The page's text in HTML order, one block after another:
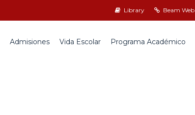
Library Beam Web
Admisiones Vida Escolar Programa Académico